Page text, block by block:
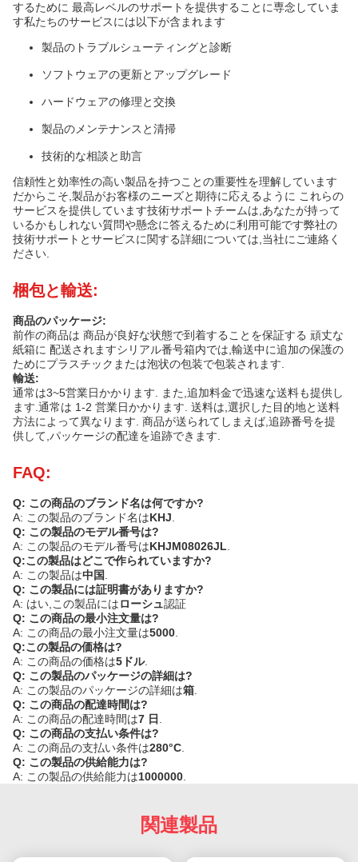
するために 最高レベルのサポートを提供することに専念していま
す私たちのサービスには以下が含まれます
製品のトラブルシューティングと診断
ソフトウェアの更新とアップグレード
ハードウェアの修理と交換
製品のメンテナンスと清掃
技術的な相談と助言
信頼性と効率性の高い製品を持つことの重要性を理解しています
だからこそ,製品がお客様のニーズと期待に応えるように これらの
サービスを提供しています技術サポートチームは,あなたが持って
いるかもしれない質問や懸念に答えるために利用可能です弊社の
技術サポートとサービスに関する詳細については,当社にご連絡く
ださい.
梱包と輸送:
商品のパッケージ:
前作の商品は 商品が良好な状態で到着することを保証する 頑丈な
紙箱に 配送されますシリアル番号箱内では,輸送中に追加の保護の
ためにプラスチックまたは泡状の包装で包装されます.
輸送:
通常は3~5営業日かかります. また,追加料金で迅速な送料も提供し
ます.通常は 1-2 営業日かかります. 送料は,選択した目的地と送料
方法によって異なります. 商品が送られてしまえば,追跡番号を提
供して,パッケージの配達を追跡できます.
FAQ:
Q: この商品のブランド名は何ですか?
A: この製品のブランド名はKHJ
Q: この製品のモデル番号は?
A: この製品のモデル番号はKHJM08026JL
Q:この製品はどこで作られていますか?
A: この製品は中国
Q: この製品には証明書がありますか?
A: はい,この製品にはローシュ認証
Q: この商品の最小注文量は?
A: この商品の最小注文量は5000
Q:この製品の価格は?
A: この商品の価格は5ドル.
Q: この製品のパッケージの詳細は?
A: この製品のパッケージの詳細は箱
Q: この商品の配達時間は?
A: この商品の配達時間は7 日
Q: この商品の支払い条件は?
A: この商品の支払い条件は280°C
Q: この製品の供給能力は?
A: この製品の供給能力は1000000
関連製品